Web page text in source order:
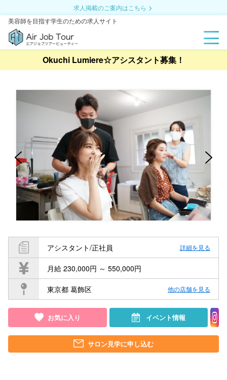
求人掲載のご案内はこちら
美容師を目指す学生のための求人サイト
Okuchi Lumiere☆アシスタント募集！
アシスタント/正社員 詳細を見る
月給 230,000円 ～ 550,000円
東京都 葛飾区 他の店舗を見る
お気に入り イベント情報
サロン見学に申し込む